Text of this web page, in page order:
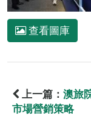
查看圖庫
上一篇： 澳旅
市場營銷策略